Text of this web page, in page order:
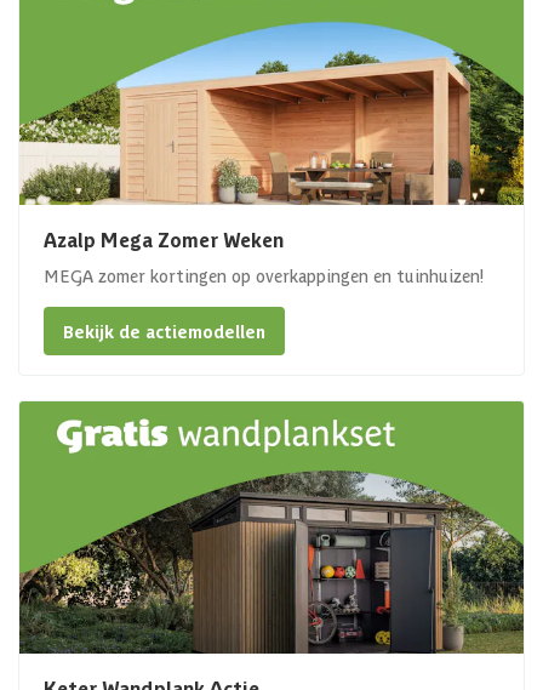
Azalp Mega Zomer Weken
MEGA zomer kortingen op overkappingen en tuinhuizen!
Bekijk de actiemodellen